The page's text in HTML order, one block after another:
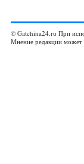
© Gatchina24.ru При
Мнение редакции может